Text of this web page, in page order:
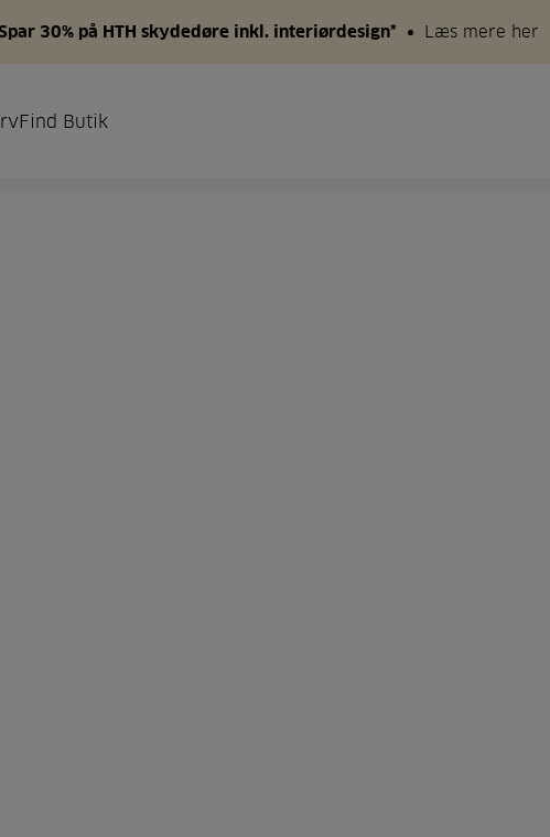
30% på HTH skydedøre inkl. interiørdesign* Læs mere her
Find Butik